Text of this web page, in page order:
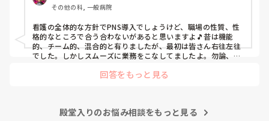
よ」と言っていました。
現病棟はPNSだけれども、結局は忙しくて、新人の面倒を見
てられず、清潔ケアや単純に点滴を繋げてくるなど、簡単な
仕事しか新人にさせていませんでした。PNSを廃止した病棟
では、イベントは必ずと言っていいほど新人に担当させて、
ることがどんどん増えていったと思っています。
朝の情報収集にも時間がかかり、結果、患者のことがわから
その他の科, 一般病院
看護の全体的な方針でPNS導入でしょうけど、職場の性質、性
格的なところで合う合わないがあると思いますよ🎵昔は機能
的、チーム的、混合的と有りましたが、最初は皆さん右往左往
でした。しかしスムーズに業務をこなしてましたよ。勿論、指
と意見交換を行うべきと思いますよ🎵それに人手が足りないの
の向き合い方になると思いますよ🎵僕は昔の人間なので、昔は
回答をもっと見る
殿堂入りのお悩み相談をもっと見る